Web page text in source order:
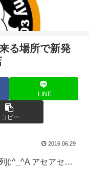
る場所で新発
LINE
コピー
2016.06.29
(;^_^A アセアセ…